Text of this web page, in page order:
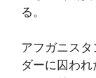
る。
アフガニス
ダーに囚わ